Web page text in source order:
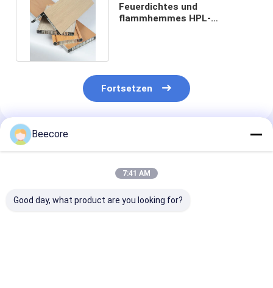
Feuerdichtes und
flammhemmes HPL-
Fortsetzen
Empfohlene Produkte
Beecore
7:41 AM
Good day, what product are you looking for?